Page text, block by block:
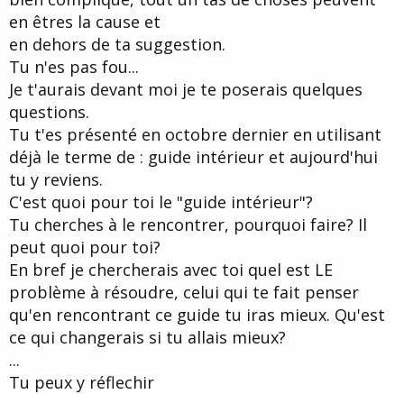
en êtres la cause et
en dehors de ta suggestion.
Tu n'es pas fou...
Je t'aurais devant moi je te poserais quelques
questions.
Tu t'es présenté en octobre dernier en utilisant
déjà le terme de : guide intérieur et aujourd'hui
tu y reviens.
C'est quoi pour toi le "guide intérieur"?
Tu cherches à le rencontrer, pourquoi faire? Il
peut quoi pour toi?
En bref je chercherais avec toi quel est LE
problème à résoudre, celui qui te fait penser
qu'en rencontrant ce guide tu iras mieux. Qu'est
ce qui changerais si tu allais mieux?
...
Tu peux y réflechir